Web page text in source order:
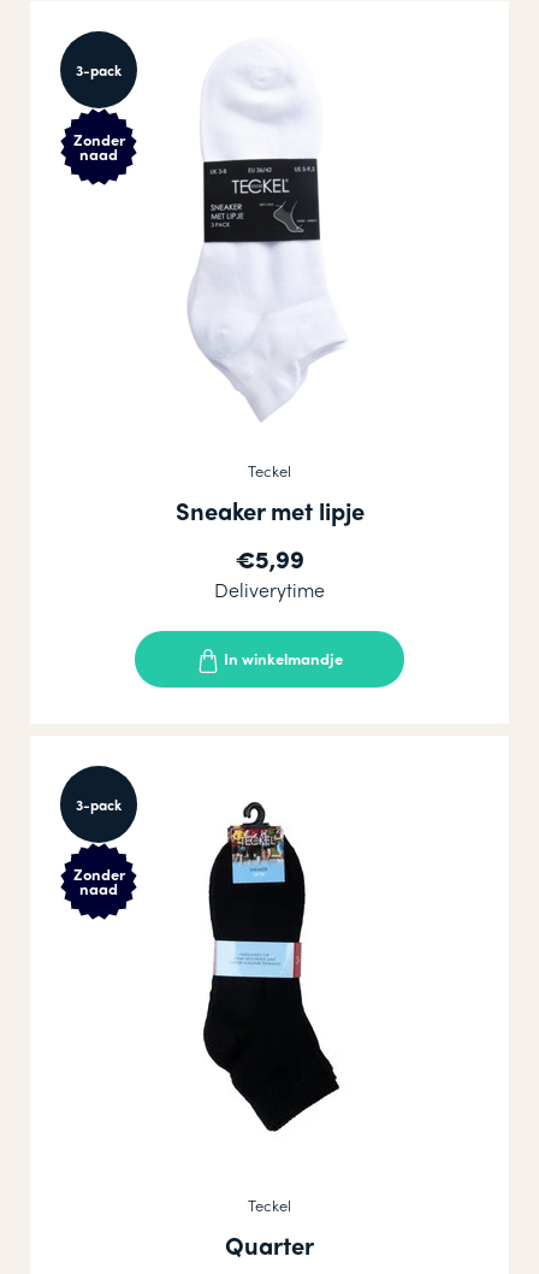
3-pack
Zonder
naad
Teckel
Sneaker met lipje
€5,99
Deliverytime
In winkelmandje
3-pack
Zonder
naad
Teckel
Quarter